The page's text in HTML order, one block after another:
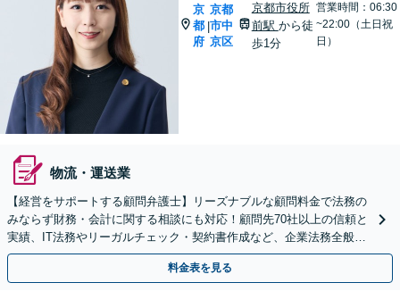
京
都
府
|
京都
市中
京区
京都市役所
前駅 から徒
歩1分
営業時間：06:30
~22:00（土日祝
日）
物流・運送業
【経営をサポートする顧問弁護士】リーズナブルな顧問料金で法務の
みならず財務・会計に関する相談にも対応！顧問先70社以上の信頼と
実績、IT法務やリーガルチェック・契約書作成など、企業法務全般に
ついてお気軽にご相談ください。
料金表を見る